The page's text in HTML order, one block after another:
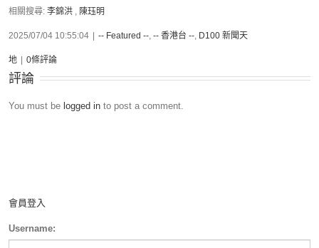
相關搜尋: 李錦洪 , 陳珏明
2025/07/04 10:55:04 -- Featured --, -- 香港台 --, D100 新聞天
地 0條評論
評論
You must be logged in to post a comment.
會員登入
Username: